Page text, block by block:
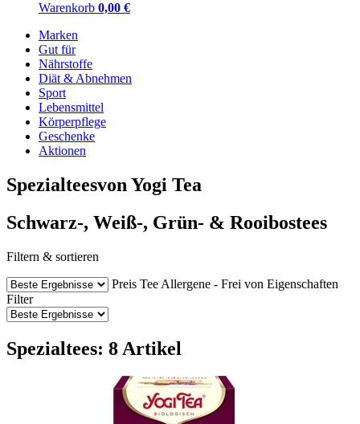
Warenkorb 0,00 €
Marken
Gut für
Nährstoffe
Diät & Abnehmen
Sport
Lebensmittel
Körperpflege
Geschenke
Aktionen
Spezialteesvon Yogi Tea
Schwarz-, Weiß-, Grün- & Rooibostees
Filtern & sortieren
Preis Tee Allergene - Frei von Eigenschaften
Filter
Spezialtees: 8 Artikel